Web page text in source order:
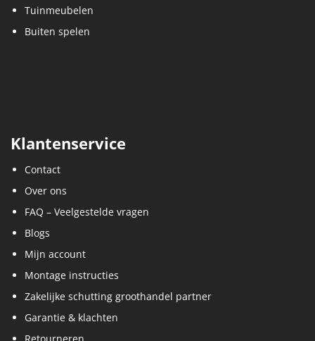
Tuinmeubelen
Buiten spelen
Klantenservice
Contact
Over ons
FAQ – Veelgestelde vragen
Blogs
Mijn account
Montage instructies
Zakelijke schutting groothandel partner
Garantie & klachten